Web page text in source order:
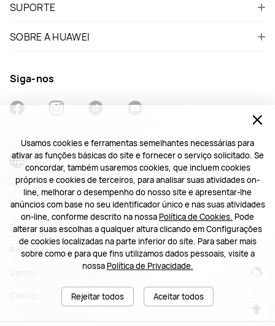
Usamos cookies e ferramentas semelhantes necessárias para
ativar as funções básicas do site e fornecer o serviço solicitado. Se
concordar, também usaremos cookies, que incluem cookies
próprios e cookies de terceiros, para analisar suas atividades on-
line, melhorar o desempenho do nosso site e apresentar-lhe
anúncios com base no seu identificador único e nas suas atividades
on-line, conforme descrito na nossaPolítica de Cookies. Pode
alterar suas escolhas a qualquer altura clicando em Configurações
de cookies localizadas na parte inferior do site. Para saber mais
sobre como e para que fins utilizamos dados pessoais, visite a
nossaPolítica de Privacidade.
Rejeitar todos Aceitar todos
SUPORTE
SOBRE A HUAWEI
Siga-nos
Mapa do Site
Termos de Utilização
Política de Privacidade
Configuração de cookies
Brazil - Português